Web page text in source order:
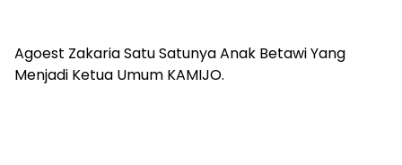
Agoest Zakaria Satu Satunya Anak Betawi Yang
Menjadi Ketua Umum KAMIJO.